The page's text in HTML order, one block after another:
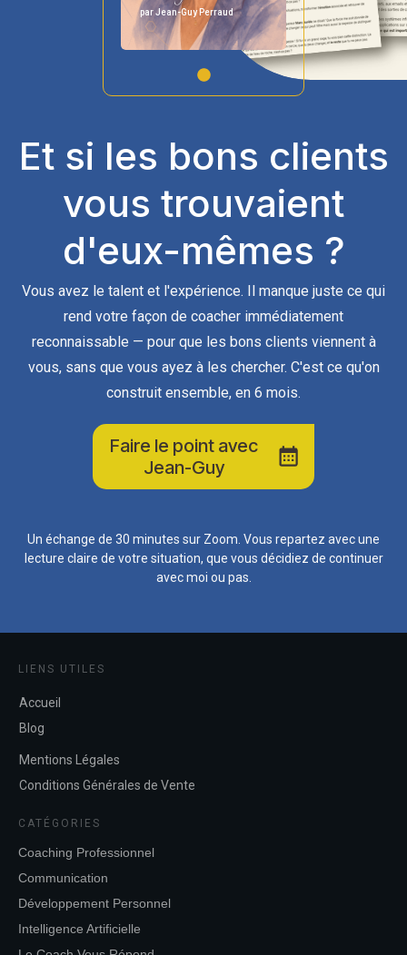
par Jean-Guy Perraud
Et si les bons clients
vous trouvaient
d'eux-mêmes ?
Vous avez le talent et l'expérience. Il manque juste ce qui
rend votre façon de coacher immédiatement
reconnaissable — pour que les bons clients viennent à
vous, sans que vous ayez à les chercher. C'est ce qu'on
construit ensemble, en 6 mois.
Faire le point avec
Jean-Guy
Un échange de 30 minutes sur Zoom. Vous repartez avec une
lecture claire de votre situation, que vous décidiez de continuer
avec moi ou pas.
LIENS UTILES
Accueil
Blog
Mentions Légales
Conditions Générales de Vente
CATÉGORIES
Coaching Professionnel
Communication
Développement Personnel
Intelligence Artificielle